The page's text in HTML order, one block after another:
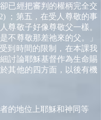
卻已經把審判的權柄完全交
；第五，在受人尊敬的事
尊敬子好像尊敬父一樣。
不尊敬那差祂來的父。」
到時間的限制，在本課我
討論耶穌基督作為生命賜
其他的四方面，以後有機
的地位上耶穌和神同等